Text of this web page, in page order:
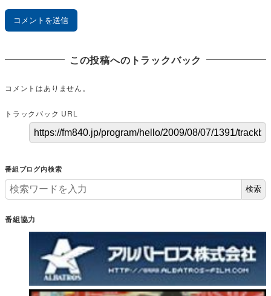
この投稿へのトラックバック
コメントはありません。
トラックバック URL
番組ブログ内検索
検索
番組協力